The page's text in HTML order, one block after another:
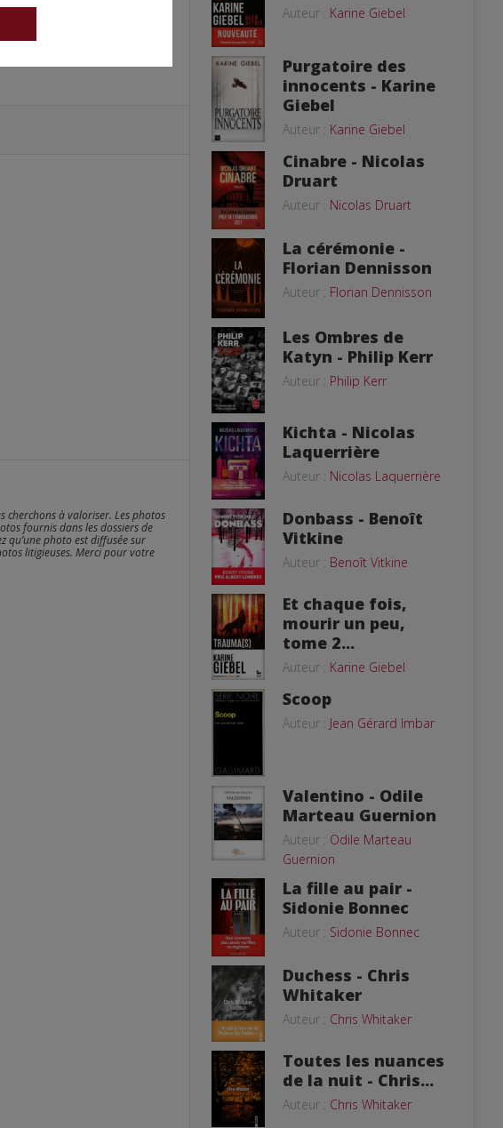
cherchons à valoriser. Les photos
fournis dans les dossiers de
qu’une photo est diffusée sur
litigieuses. Merci pour votre
Auteur : Karine Giebel
Purgatoire des
innocents - Karine
Giebel
Auteur : Karine Giebel
Cinabre - Nicolas
Druart
Auteur : Nicolas Druart
La cérémonie -
Florian Dennisson
Auteur : Florian Dennisson
Les Ombres de
Katyn - Philip Kerr
Auteur : Philip Kerr
Kichta - Nicolas
Laquerrière
Auteur : Nicolas Laquerrière
Donbass - Benoît
Vitkine
Auteur : Benoît Vitkine
Et chaque fois,
mourir un peu,
tome 2...
Auteur : Karine Giebel
Scoop
Auteur : Jean Gérard Imbar
Valentino - Odile
Marteau Guernion
Auteur : Odile Marteau
Guernion
La fille au pair -
Sidonie Bonnec
Auteur : Sidonie Bonnec
Duchess - Chris
Whitaker
Auteur : Chris Whitaker
Toutes les nuances
de la nuit - Chris...
Auteur : Chris Whitaker